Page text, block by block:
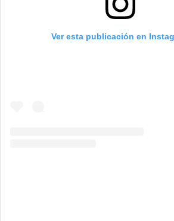
Ver esta publicación en